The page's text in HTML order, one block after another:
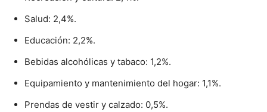
Salud: 2,4%.
Educación: 2,2%.
Bebidas alcohólicas y tabaco: 1,2%.
Equipamiento y mantenimiento del hogar: 1,1%.
Prendas de vestir y calzado: 0,5%.